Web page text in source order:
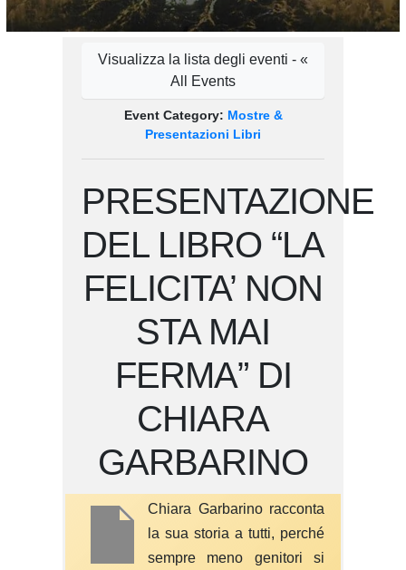
Visualizza la lista degli eventi - «
All Events
Event Category: Mostre &
Presentazioni Libri
PRESENTAZIONE
DEL LIBRO “LA
FELICITA’ NON
STA MAI
FERMA” DI
CHIARA
GARBARINO
Chiara Garbarino racconta
la sua storia a tutti, perché
sempre meno genitori si